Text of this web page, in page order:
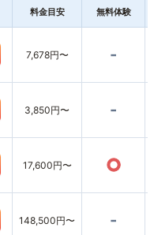
料金目安 無料体験
7,678円〜 -
3,850円〜 -
17,600円〜 ○
148,500円〜 -